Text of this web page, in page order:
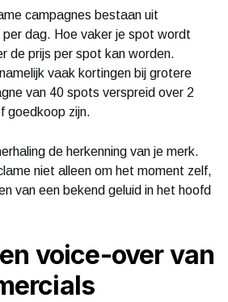
campagnes bestaan uit
per dag. Hoe vaker je spot wordt
de prijs per spot kan worden.
vaak kortingen bij grotere
van 40 spots verspreid over 2
goedkoop zijn.
de herkenning van je merk.
niet alleen om het moment zelf,
van een bekend geluid in het hoofd
voice-over van